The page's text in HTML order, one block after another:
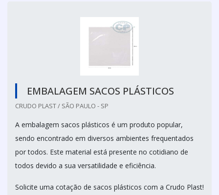
EMBALAGEM SACOS PLÁSTICOS
CRUDO PLAST / SÃO PAULO - SP
A embalagem sacos plásticos é um produto popular,
sendo encontrado em diversos ambientes frequentados
por todos. Este material está presente no cotidiano de
todos devido a sua versatilidade e eficiência.
Solicite uma cotação de sacos plásticos com a Crudo Plast!